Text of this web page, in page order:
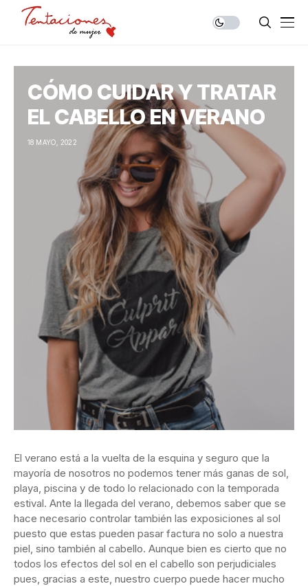
CÓMO CUIDAR Y TRATAR
EL CABELLO EN VERANO
18 MAYO, 2022
El verano está a la vuelta de la esquina y seguro que la
mayoría de nosotros no podemos tener más ganas de sol,
playa, piscina y de todo lo relacionado con la temporada
estival. Ante la llegada del verano, debemos saber que se
hace necesario controlar también las exposiciones al sol
puesto que estas pueden pasar factura no solo a nuestra
piel, sino también al cabello. Aunque bien es cierto que no
todos los efectos del sol en el cabello son perjudiciales
pues, gracias a este, nuestro cuerpo puede hacer mucho